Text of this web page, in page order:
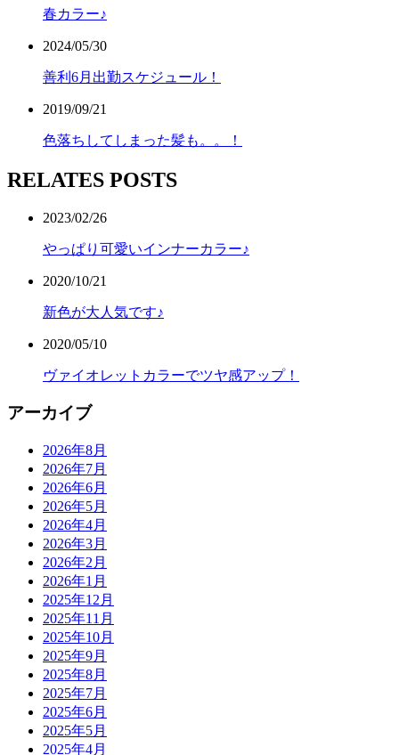
春カラー♪
2024/05/30
善利6月出勤スケジュール！
2019/09/21
色落ちしてしまった髪も。。！
RELATES POSTS
2023/02/26
やっぱり可愛いインナーカラー♪
2020/10/21
新色が大人気です♪
2020/05/10
ヴァイオレットカラーでツヤ感アップ！
アーカイブ
2026年8月
2026年7月
2026年6月
2026年5月
2026年4月
2026年3月
2026年2月
2026年1月
2025年12月
2025年11月
2025年10月
2025年9月
2025年8月
2025年7月
2025年6月
2025年5月
2025年4月